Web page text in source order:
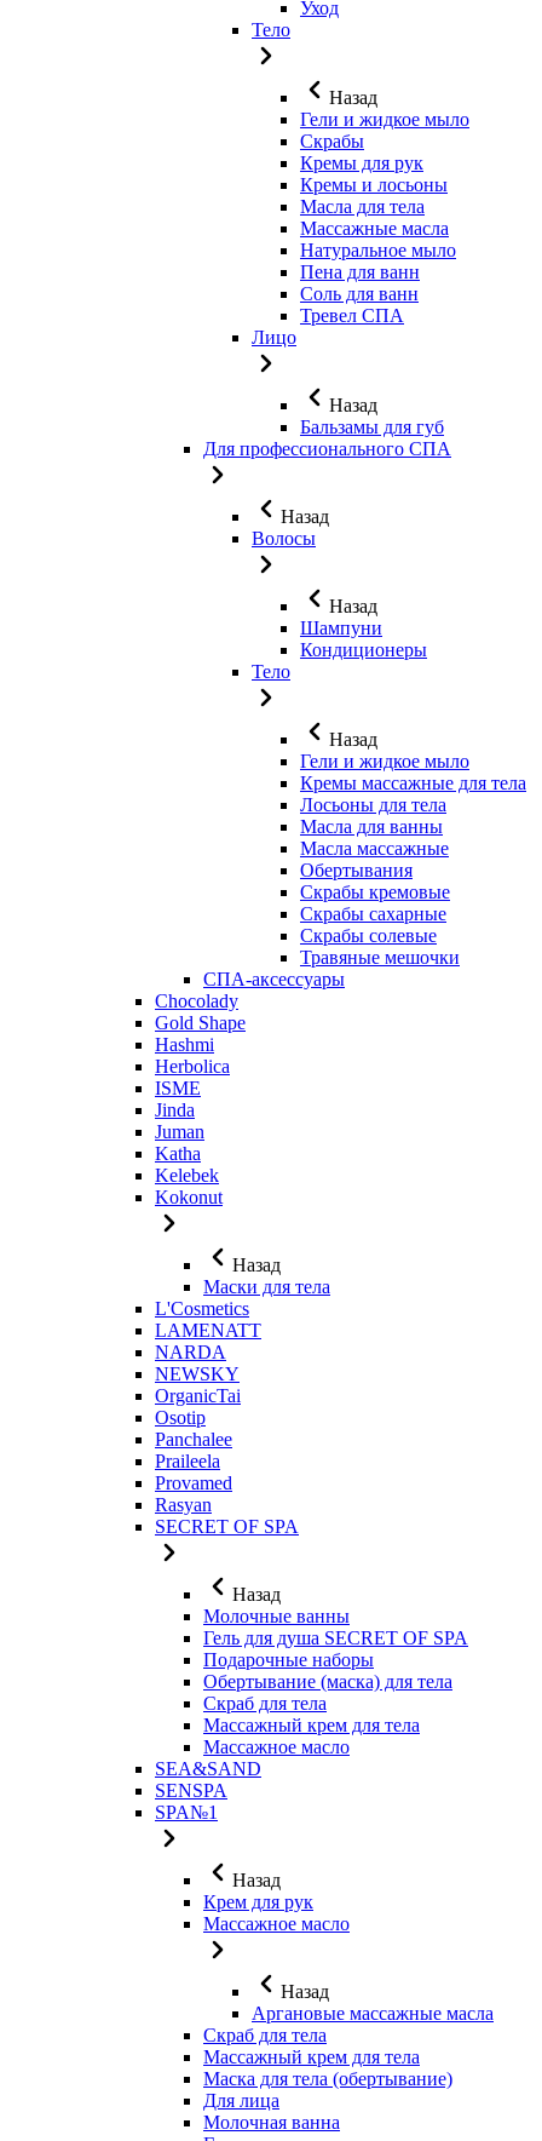
Уход
Тело
Назад
Гели и жидкое мыло
Скрабы
Кремы для рук
Кремы и лосьоны
Масла для тела
Массажные масла
Натуральное мыло
Пена для ванн
Соль для ванн
Тревел СПА
Лицо
Назад
Бальзамы для губ
Для профессионального СПА
Назад
Волосы
Назад
Шампуни
Кондиционеры
Тело
Назад
Гели и жидкое мыло
Кремы массажные для тела
Лосьоны для тела
Масла для ванны
Масла массажные
Обертывания
Скрабы кремовые
Скрабы сахарные
Скрабы солевые
Травяные мешочки
СПА-аксессуары
Chocolady
Gold Shape
Hashmi
Herbolica
ISME
Jinda
Juman
Katha
Kelebek
Kokonut
Назад
Маски для тела
L'Cosmetics
LAMENATT
NARDA
NEWSKY
OrganicTai
Osotip
Panchalee
Praileela
Provamed
Rasyan
SECRET OF SPA
Назад
Молочные ванны
Гель для душа SECRET OF SPA
Подарочные наборы
Обертывание (маска) для тела
Скраб для тела
Массажный крем для тела
Массажное масло
SEA&SAND
SENSPA
SPA№1
Назад
Крем для рук
Массажное масло
Назад
Аргановые массажные масла
Скраб для тела
Массажный крем для тела
Маска для тела (обертывание)
Для лица
Молочная ванна